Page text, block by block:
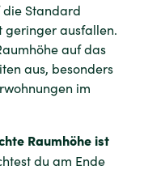
Standard
geringer ausfallen.
auf das
aus, besonders
im
Raumhöhe ist
du am Ende